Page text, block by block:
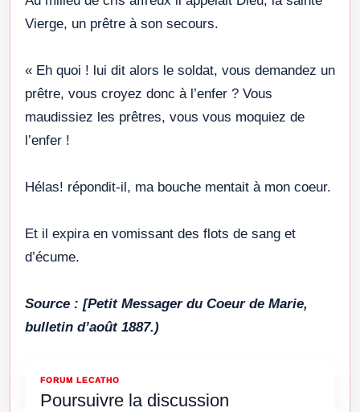
Vierge, un prêtre à son secours.
« Eh quoi ! lui dit alors le soldat, vous demandez un
prêtre, vous croyez donc à l’enfer ? Vous
maudissiez les prêtres, vous vous moquiez de
l’enfer !
Hélas! répondit-il, ma bouche mentait à mon coeur.
Et il expira en vomissant des flots de sang et
d’écume.
Source : [Petit Messager du Coeur de Marie,
bulletin d’août 1887.)
FORUM LECATHO
Poursuivre la discussion